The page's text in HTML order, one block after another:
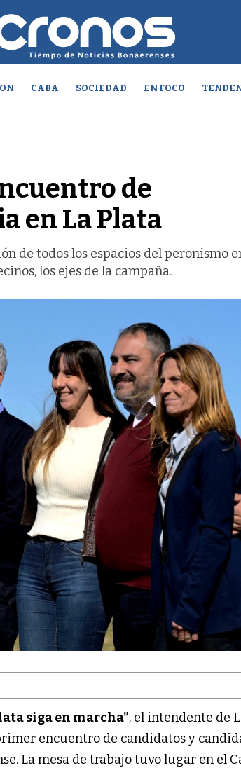
CABA SOCIEDAD EN FOCO
de
en La Plata
de todos los espacios del peronismo
los ejes de la campaña.
siga en marcha”, el intendente de
encuentro de candidatos y
La mesa de trabajo tuvo lugar en el